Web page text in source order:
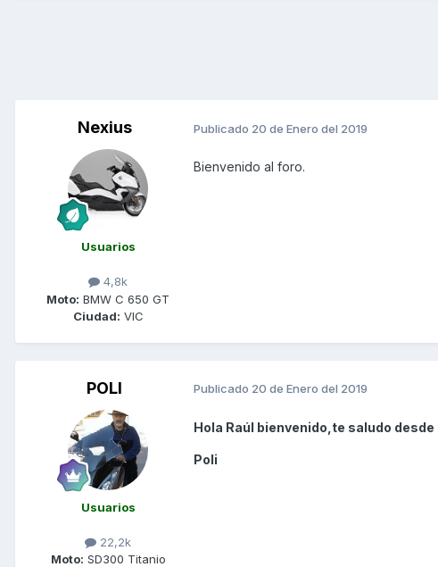
Nexius
Usuarios
4,8k
Moto: BMW C 650 GT
Ciudad: VIC
Publicado 20 de Enero del 2019
Bienvenido al foro.
POLI
Usuarios
22,2k
Moto: SD300 Titanio
Publicado 20 de Enero del 2019
Hola Raúl bienvenido,te saludo desde
Poli